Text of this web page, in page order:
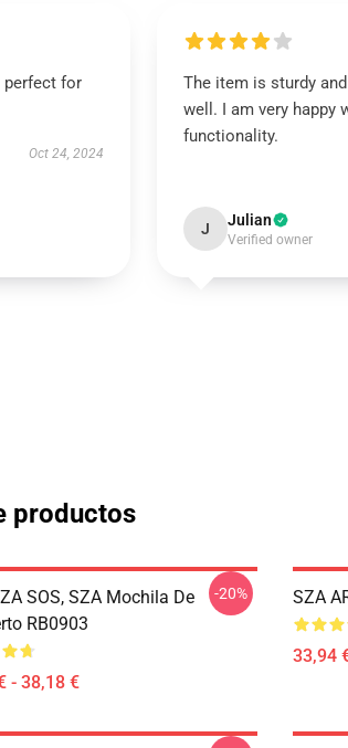
perfect for
Oct 24, 2024
The item is sturdy
well. I am very happy
functionality.
J Julian
Verified owner
productos
SOS, SZA Mochila De
RB0903
- 38,18 €
-20% SZA
33,94